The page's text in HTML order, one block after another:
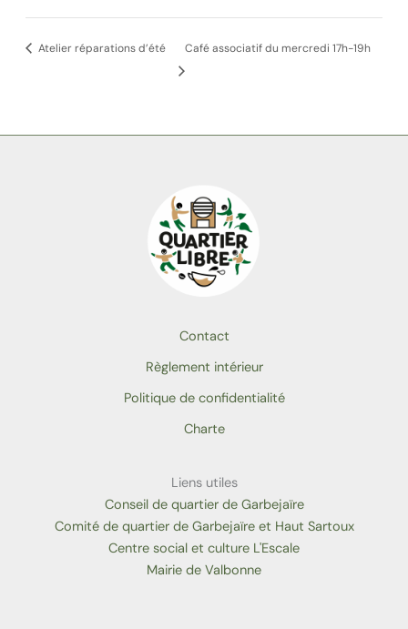
Atelier réparations d’été Café associatif du mercredi 17h-19h
Contact
Règlement intérieur
Politique de confidentialité
Charte
Liens utiles
Conseil de quartier de Garbejaïre
Comité de quartier de Garbejaïre et Haut Sartoux
Centre social et culture L'Escale
Mairie de Valbonne